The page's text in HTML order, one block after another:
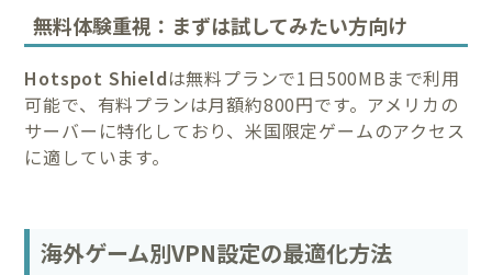
無料体験重視：まずは試してみたい方向け
Hotspot Shieldは無料プランで1日500MBまで利用
可能で、有料プランは月額約800円です。アメリカの
サーバーに特化しており、米国限定ゲームのアクセス
に適しています。
海外ゲーム別VPN設定の最適化方法